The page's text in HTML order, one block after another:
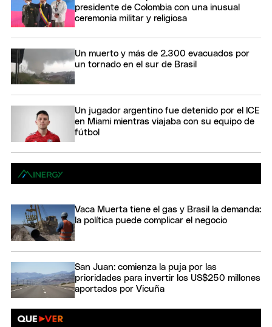
presidente de Colombia con una inusual
ceremonia militar y religiosa
Un muerto y más de 2.300 evacuados por
un tornado en el sur de Brasil
Un jugador argentino fue detenido por el ICE
en Miami mientras viajaba con su equipo de
fútbol
Vaca Muerta tiene el gas y Brasil la demanda:
la política puede complicar el negocio
San Juan: comienza la puja por las
prioridades para invertir los US$250 millones
aportados por Vicuña